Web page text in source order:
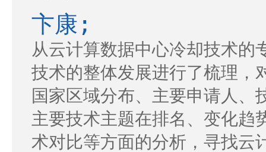
卞康;
从云计算数据中心冷却技术的
技术的整体发展进行了梳理，
国家区域分布、主要申请人、
主要技术主题在排名、变化趋
术对比等方面的分析，寻找云